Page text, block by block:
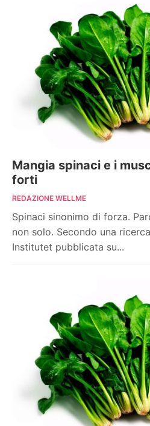
Mangia spinaci e i
forti
REDAZIONE WELLME
Spinaci sinonimo di forza.
non solo. Secondo una
Institutet pubblicata su...